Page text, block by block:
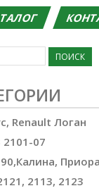
Renault Логан
2101-07
2113, 2123